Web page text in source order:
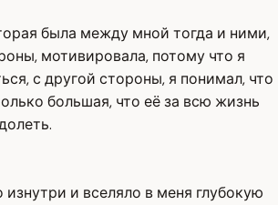
была между мной тогда и ними,
мотивировала, потому что я
с другой стороны, я понимал, что
большая, что её за всю жизнь
изнутри и вселяло в меня глубокую